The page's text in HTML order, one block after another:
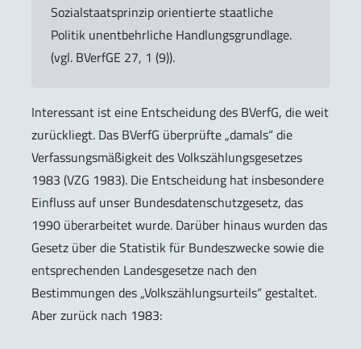
Sozialstaatsprinzip orientierte staatliche
Politik unentbehrliche Handlungsgrundlage.
(vgl. BVerfGE 27, 1 (9)).
Interessant ist eine Entscheidung des BVerfG, die weit
zurückliegt. Das BVerfG überprüfte „damals“ die
Verfassungsmäßigkeit des Volkszählungsgesetzes
1983 (VZG 1983). Die Entscheidung hat insbesondere
Einfluss auf unser Bundesdatenschutzgesetz, das
1990 überarbeitet wurde. Darüber hinaus wurden das
Gesetz über die Statistik für Bundeszwecke sowie die
entsprechenden Landesgesetze nach den
Bestimmungen des „Volkszählungsurteils“ gestaltet.
Aber zurück nach 1983: